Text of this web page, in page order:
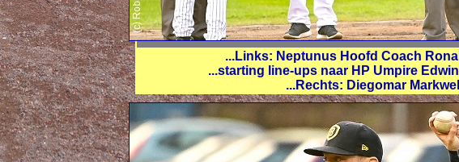
...Links: Neptunus Hoofd Coach
...starting line-ups naar HP Umpire
...Rechts: Diegomar